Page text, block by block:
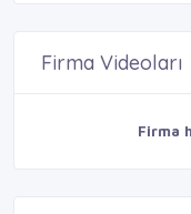
Firma Videoları
Firma